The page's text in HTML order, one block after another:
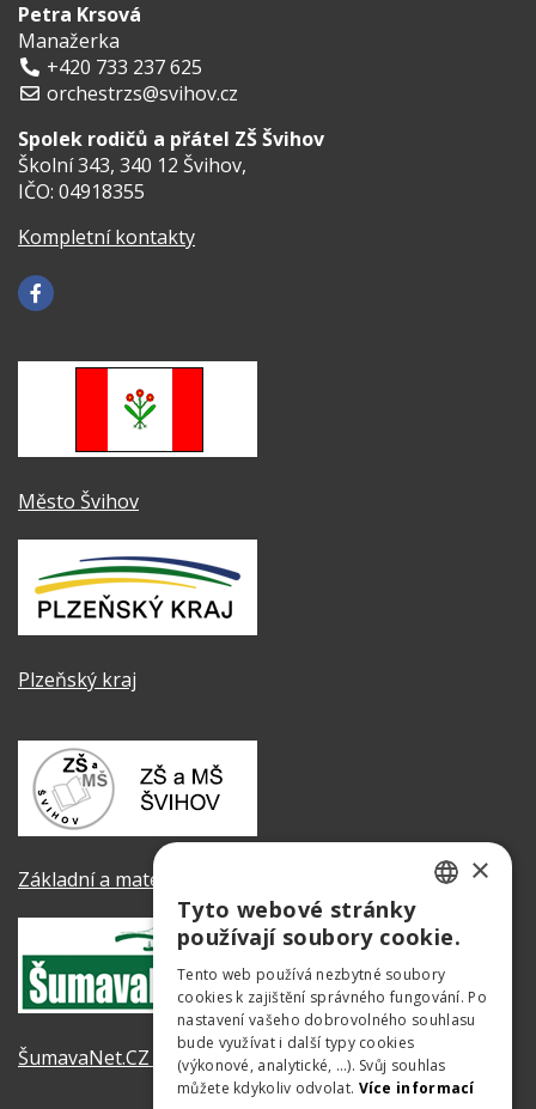
Petra Krsová
Manažerka
+420 733 237 625
orchestrzs@svihov.cz
Spolek rodičů a přátel ZŠ Švihov
Školní 343, 340 12 Švihov,
IČO: 04918355
Kompletní kontakty
Město Švihov
Plzeňský kraj
Základní a mateřská škola Švihov
ŠumavaNet.CZ - informace o regionu
ENGLISH
×
Tyto webové stránky
používají soubory cookie.
Tento web používá nezbytné soubory
cookies k zajištění správného fungování. Po
nastavení vašeho dobrovolného souhlasu
bude využívat i další typy cookies
(výkonové, analytické, …). Svůj souhlas
můžete kdykoliv odvolat. Více informací